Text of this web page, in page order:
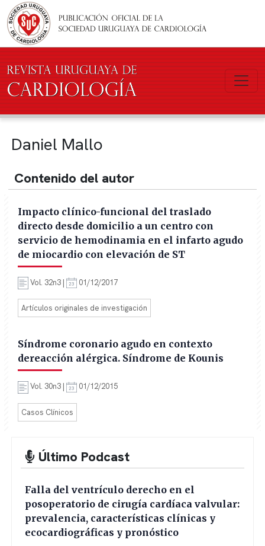
Pasar al contenido principal
Daniel Mallo
Contenido del autor
Impacto clínico-funcional del traslado
directo desde domicilio a un centro con
servicio de hemodinamia en el infarto agudo
de miocardio con elevación de ST
Vol. 32n3 | 01/12/2017
Artículos originales de investigación
Síndrome coronario agudo en contexto
dereacción alérgica. Síndrome de Kounis
Vol. 30n3 | 01/12/2015
Casos Clínicos
Último Podcast
Falla del ventrículo derecho en el
posoperatorio de cirugía cardíaca valvular:
prevalencia, características clínicas y
ecocardiográficas y pronóstico